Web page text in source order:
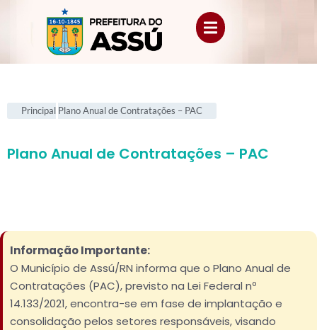
Principal Plano Anual de Contratações – PAC
Plano Anual de Contratações – PAC
Informação Importante:
O Município de Assú/RN informa que o Plano Anual de
Contratações (PAC), previsto na Lei Federal nº
14.133/2021, encontra-se em fase de implantação e
consolidação pelos setores responsáveis, visando